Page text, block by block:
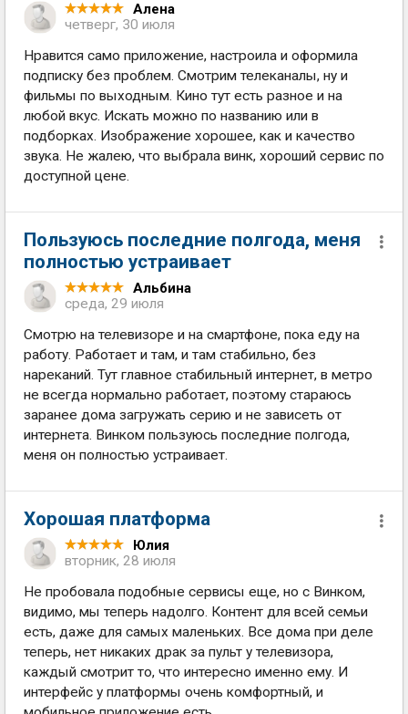
Алена
четверг, 30 июля
Нравится само приложение, настроила и оформила
подписку без проблем. Смотрим телеканалы, ну и
фильмы по выходным. Кино тут есть разное и на
любой вкус. Искать можно по названию или в
подборках. Изображение хорошее, как и качество
звука. Не жалею, что выбрала винк, хороший сервис по
доступной цене.
Пользуюсь последние полгода, меня
полностью устраивает
Альбина
среда, 29 июля
Смотрю на телевизоре и на смартфоне, пока еду на
работу. Работает и там, и там стабильно, без
нареканий. Тут главное стабильный интернет, в метро
не всегда нормально работает, поэтому стараюсь
заранее дома загружать серию и не зависеть от
интернета. Винком пользуюсь последние полгода,
меня он полностью устраивает.
Хорошая платформа
Юлия
вторник, 28 июля
Не пробовала подобные сервисы еще, но с Винком,
видимо, мы теперь надолго. Контент для всей семьи
есть, даже для самых маленьких. Все дома при деле
теперь, нет никаких драк за пульт у телевизора,
каждый смотрит то, что интересно именно ему. И
интерфейс у платформы очень комфортный, и